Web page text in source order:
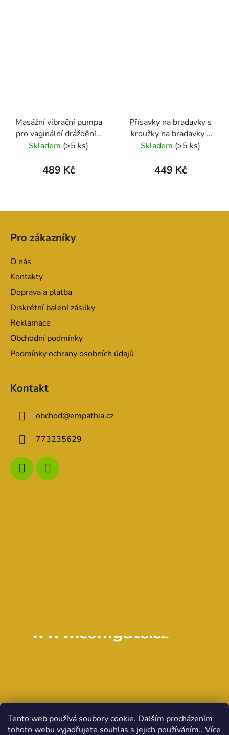
Tento web používá soubory cookie. Dalším procházením
tohoto webu vyjadřujete souhlas s jejich používáním.. Více
Masážní vibrační pumpa
pro vaginální dráždění -
Clit Massager
Skladem (>5 ks)
489 Kč
Přísavky na bradavky s
kroužky na bradavky -
Nipple pump
Skladem (>5 ks)
449 Kč
Pro zákazníky
O nás
Kontakty
Doprava a platba
Diskrétní balení zásilky
Reklamace
Obchodní podmínky
Podmínky ochrany osobních údajů
Kontakt
obchod@empathia.cz
773235629
www.comgate.cz